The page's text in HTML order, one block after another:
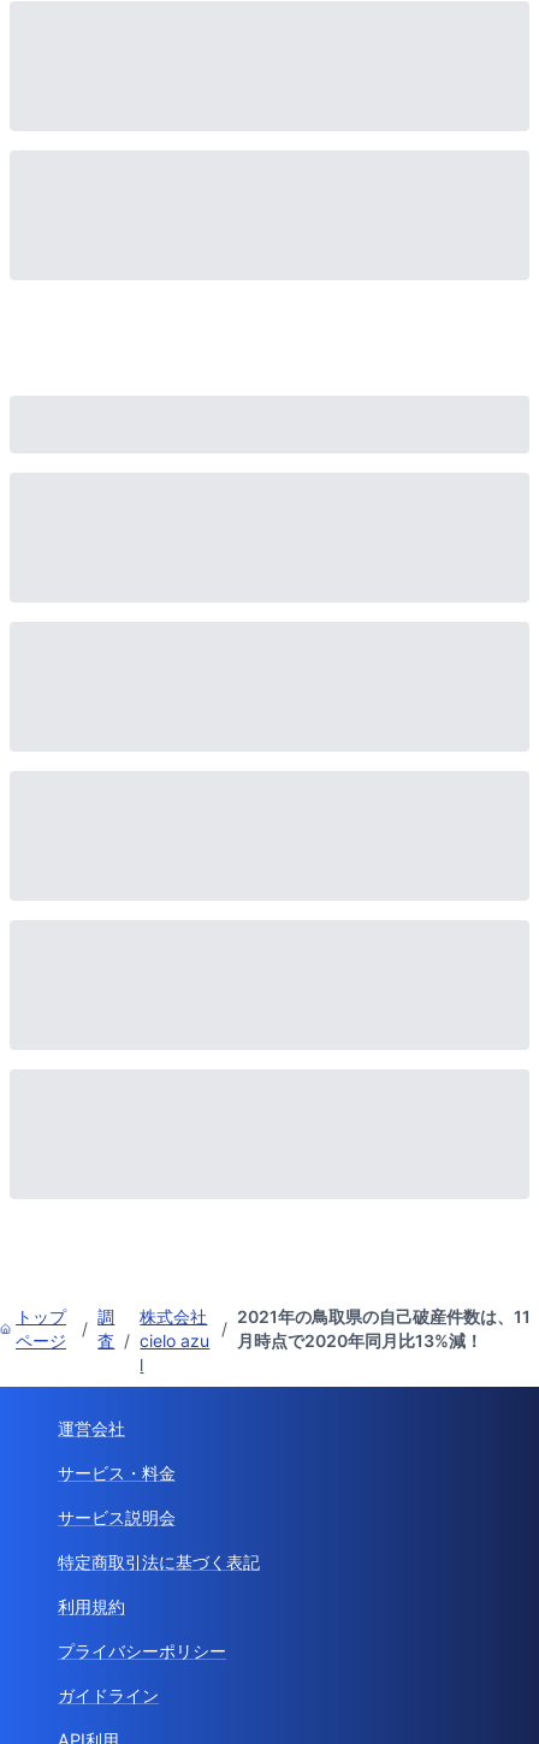
トップ
ページ
/
調
査 /
株式会社
cielo azu
l
/
2021年の鳥取県の自己破産件数は、11
月時点で2020年同月比13%減！
運営会社
サービス・料金
サービス説明会
特定商取引法に基づく表記
利用規約
プライバシーポリシー
ガイドライン